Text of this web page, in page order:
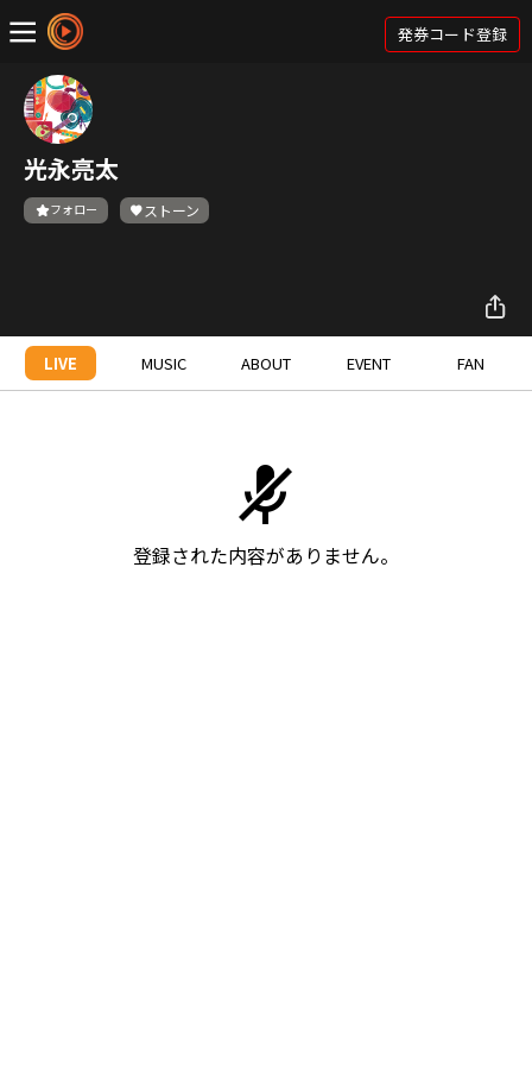
発券コード登録
光永亮太
フォロー ストーン
LIVE MUSIC ABOUT EVENT FAN
登録された内容がありません。